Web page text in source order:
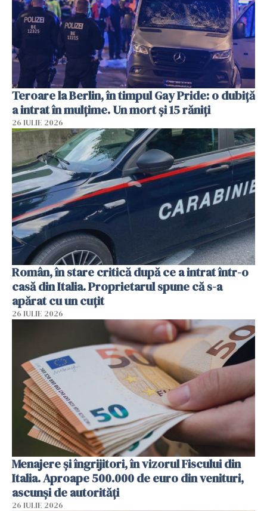
Teroare la Berlin, în timpul Gay Pride: o dubiță
a intrat în mulțime. Un mort și 15 răniți
26 IULIE 2026
Român, în stare critică după ce a intrat într-o
casă din Italia. Proprietarul spune că s-a
apărat cu un cuțit
26 IULIE 2026
Menajere și îngrijitori, în vizorul Fiscului din
Italia. Aproape 500.000 de euro din venituri,
ascunși de autorități
26 IULIE 2026